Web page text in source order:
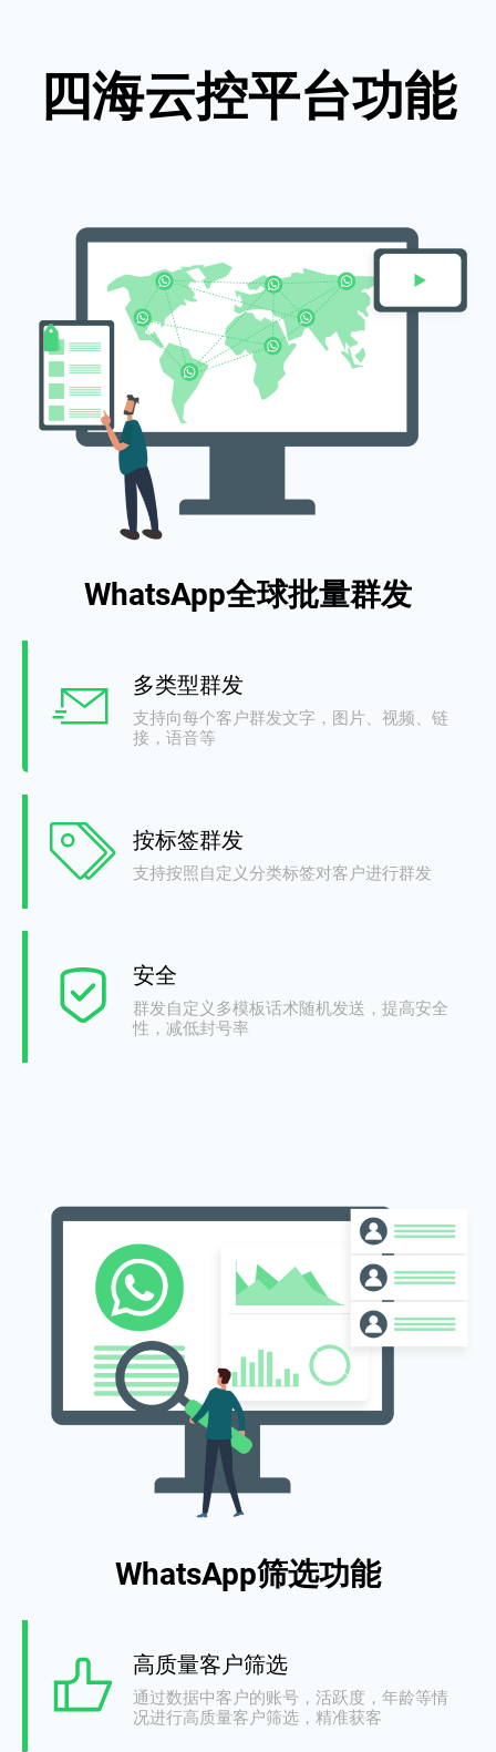
四海云控平台功能
WhatsApp全球批量群发
多类型群发
支持向每个客户群发文字，图片、视频、链
接，语音等
按标签群发
支持按照自定义分类标签对客户进行群发
安全
群发自定义多模板话术随机发送，提高安全
性，减低封号率
WhatsApp筛选功能
高质量客户筛选
通过数据中客户的账号，活跃度，年龄等情
况进行高质量客户筛选，精准获客